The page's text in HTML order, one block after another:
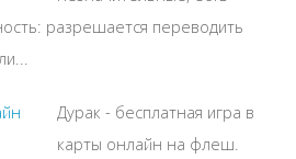
разрешается переводить
Дурак - бесплатная игра в
карты онлайн на флеш.